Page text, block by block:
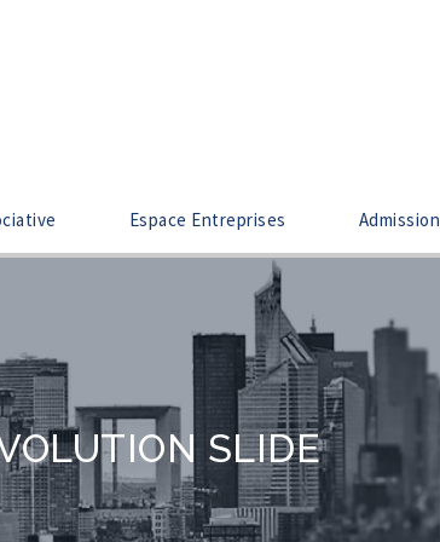
Espace Entreprises Admission
SLIDE